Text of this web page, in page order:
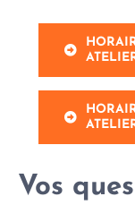
Vos